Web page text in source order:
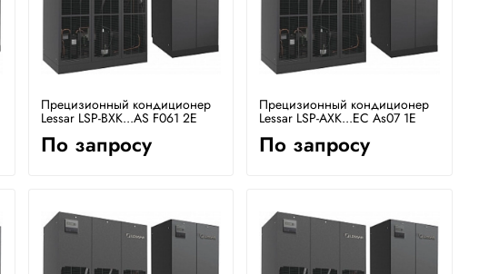
Прецизионный кондиционер
Lessar LSP-BXK...AS F061 2E
По запросу
Прецизионный кондиционер
Lessar LSP-AXK...EC As07 1E
По запросу